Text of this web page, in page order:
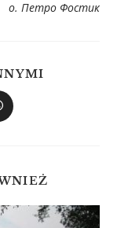
о. Петро Фостик